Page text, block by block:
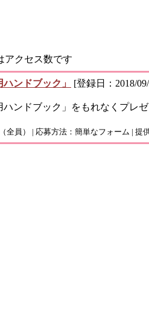
アクセス数です
ンドブック」 [登録日：2018/
ンドブック」をもれなくプレゼ
全員） | 応募方法：簡単なフォーム | 提